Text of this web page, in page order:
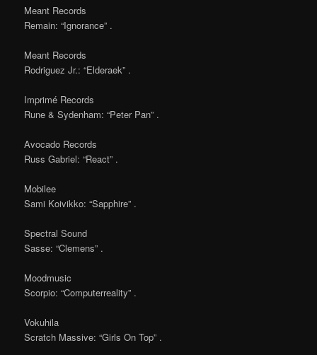
Meant Records
Remain: “Ignorance” .
Meant Records
Rodriguez Jr.: “Elderaek” .
Imprimé Records
Rune & Sydenham: “Peter Pan” .
Avocado Records
Russ Gabriel: “React” .
Mobilee
Sami Koivikko: “Sapphire” .
Spectral Sound
Sasse: “Clemens” .
Moodmusic
Scorpio: “Computerreality” .
Vokuhila
Scratch Massive: “Girls On Top” .